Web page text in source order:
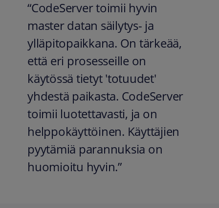
“CodeServer toimii hyvin
master datan säilytys- ja
ylläpitopaikkana. On tärkeää,
että eri prosesseille on
käytössä tietyt 'totuudet'
yhdestä paikasta. CodeServer
toimii luotettavasti, ja on
helppokäyttöinen. Käyttäjien
pyytämiä parannuksia on
huomioitu hyvin.”